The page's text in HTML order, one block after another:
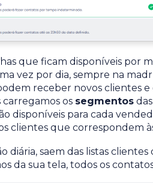
que ficam disponíveis por
vez por dia, sempre na
receber novos clientes
os segmentos das
disponíveis para cada
clientes que correspondem
diária, saem das listas clientes
da sua tela, todos os